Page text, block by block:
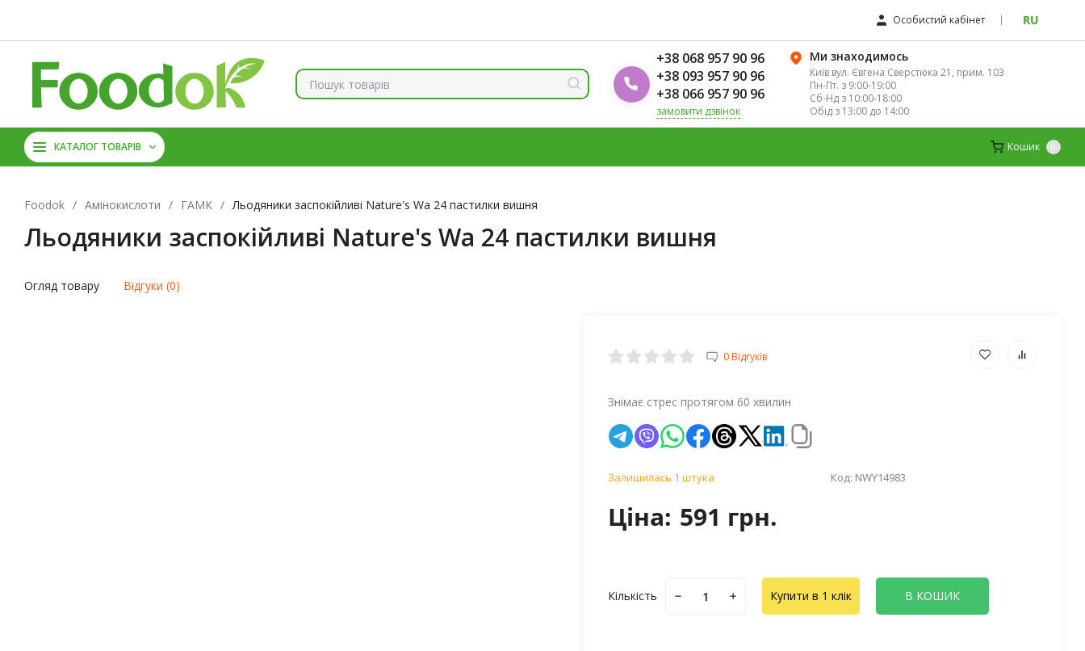
Особистий кабінет RU
+38 068 957 90 96
+38 093 957 90 96
+38 066 957 90 96
замовити дзвінок
Ми знаходимось
Київ вул. Євгена Сверстюка 21, прим. 103
Пн-Пт. з 9:00-19:00
Сб-Нд з 10:00-18:00
Обід з 13:00 до 14:00
КАТАЛОГ ТОВАРІВ
АМІНОКИСЛОТИ
ЦИНК
Кошик 0
Foodok / Амінокислоти / ГАМК / Льодяники заспокійливі Nature's Wa 24 пастилки вишня
Льодяники заспокійливі Nature's Wa 24 пастилки вишня
Огляд товару Відгуки (0)
0 Відгуків
Знімає стрес протягом 60 хвилин
Залишилась 1 штука Код: NWY14983
Ціна: 591 грн.
Кількість Купити в 1 клік В КОШИК